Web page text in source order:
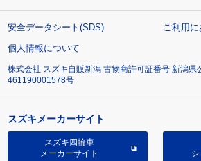
安全データシート(SDS)
ご利用
個人情報について
株式会社 スズキ自販新潟 古物商許可証番号 新潟県
461190001578号
スズキメーカーサイト
スズキ四輪車
メーカーサイト